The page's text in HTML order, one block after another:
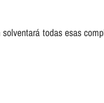
todas esas